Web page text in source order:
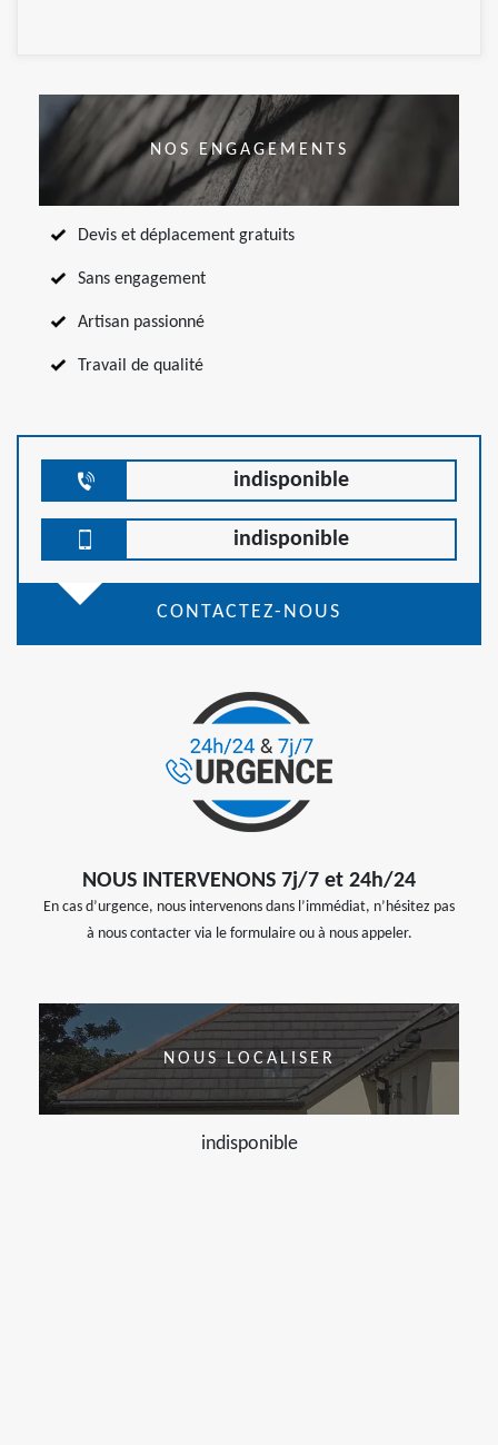
NOS ENGAGEMENTS
Devis et déplacement gratuits
Sans engagement
Artisan passionné
Travail de qualité
indisponible
indisponible
CONTACTEZ-NOUS
NOUS INTERVENONS 7j/7 et 24h/24
En cas d’urgence, nous intervenons dans l’immédiat, n’hésitez pas
à nous contacter via le formulaire ou à nous appeler.
NOUS LOCALISER
indisponible